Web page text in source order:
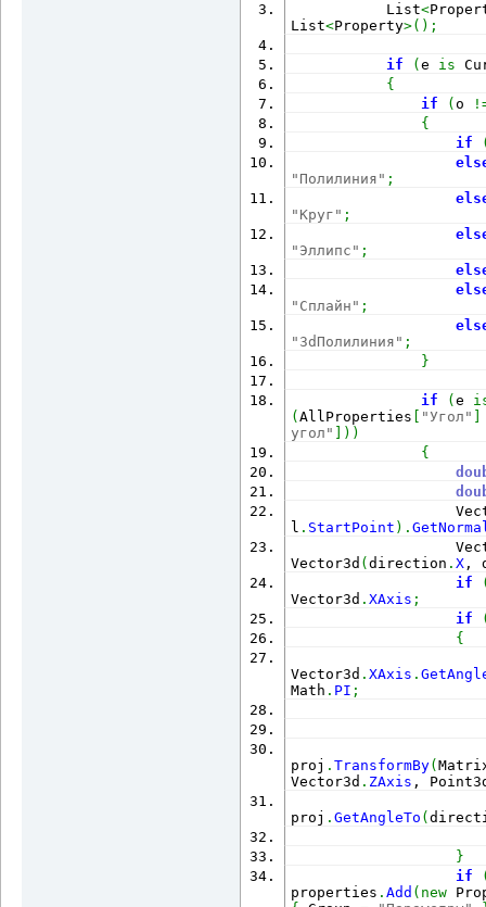
List<
List<Property>( ) ;
if (e is
{
if
(o
{
if
"Полилиния" ;
"Круг" ;
"Эллипс" ;
"Сплайн" ;
"3dПолилиния" ;
}
if (e
(AllProperties "Угол"
угол"
) )
{
Vector3d
l . StartPoint ) .
Vector3d (direction .X ,
if
Vector3d .XAxis ;
if
{
Vector3d .XAxis .
Math . PI ;
proj .TransformBy(
Vector3d . ZAxis ,
proj .GetAngleTo (
}
if
properties .Add ( new